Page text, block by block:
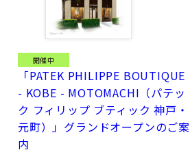
開催中
「PATEK PHILIPPE BOUTIQUE
- KOBE - MOTOMACHI（パテッ
ク フィリップ ブティック 神戸・
元町）」グランドオープンのご案
内